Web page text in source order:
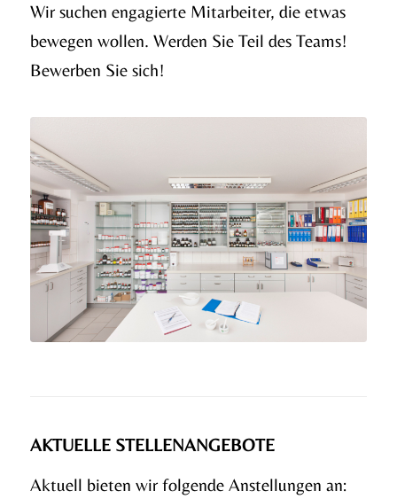
Wir suchen engagierte Mitarbeiter, die etwas
bewegen wollen. Werden Sie Teil des Teams!
Bewerben Sie sich!
AKTUELLE STELLENANGEBOTE
Aktuell bieten wir folgende Anstellungen an: